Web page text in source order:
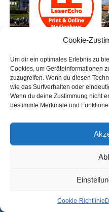
Cookie-
Um dir ein optimales Erlebnis zu
Cookies, um Geräteinformationen
zuzugreifen. Wenn du diesen
wie das Surfverhalten oder
Wenn du deine Zustimmung nicht
bestimmte Merkmale und
Coo­kie-Richt­li­nie
SHARE